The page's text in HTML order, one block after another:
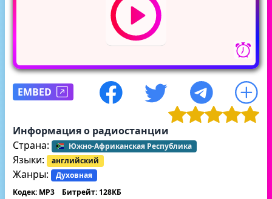
EMBED
Информация о радиостанции
Страна:
Южно-Африканская Республика
Языки: английский
Жанры:
Духовная
Кодек: MP3
Битрейт: 128КБ